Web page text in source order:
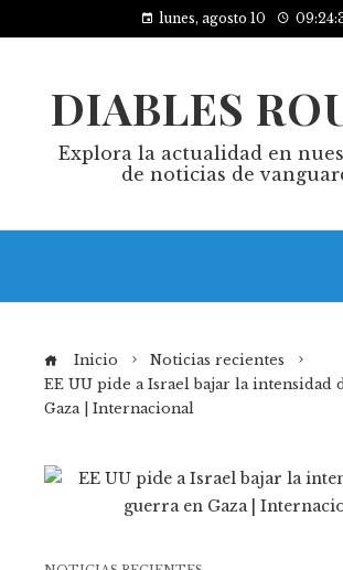
lunes, agosto 10
DIABLES
Explora la actualidad en
de noticias de
Inicio
Noticias recientes
EE UU pide a Israel bajar la intensidad
Gaza | Internacional